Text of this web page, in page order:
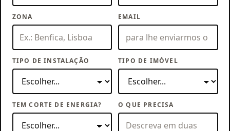
ZONA EMAIL
TIPO DE INSTALAÇÃO TIPO DE IMÓVEL
TEM CORTE DE ENERGIA? O QUE PRECISA